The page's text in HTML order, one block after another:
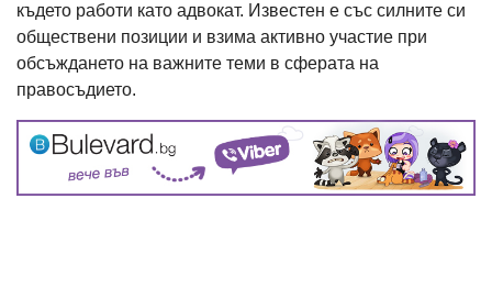
където работи като адвокат. Известен е със силните си
обществени позиции и взима активно участие при
обсъждането на важните теми в сферата на
правосъдието.